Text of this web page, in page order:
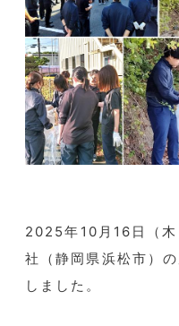
2025年10月16日（木
社（静岡県浜松市）
しました。